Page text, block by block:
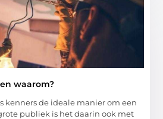
waarom?
kenners de ideale manier om een
publiek is het daarin ook met